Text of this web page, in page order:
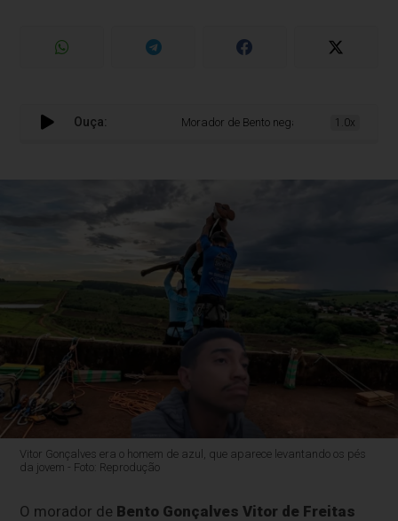
Ouça: Morador de Bento nega ser responsável
1.0x
Vitor Gonçalves era o homem de azul, que aparece levantando os pés
da jovem - Foto: Reprodução
O morador de Bento Gonçalves Vitor de Freitas